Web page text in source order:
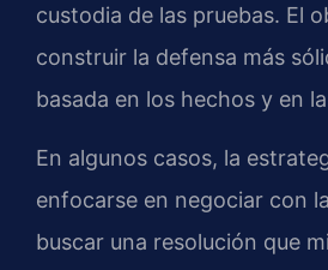
custodia de las pruebas. El
construir la defensa más
basada en los hechos y en
En algunos casos, la
enfocarse en negociar con
buscar una resolución que